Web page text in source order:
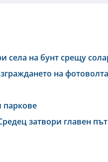
на бунт срещу
на
паркове
затвори главен